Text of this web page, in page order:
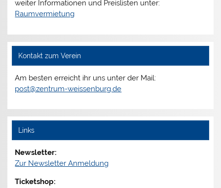
weiter Informationen und Preislisten unter:
Raumvermietung
Kontakt zum Verein
Am besten erreicht ihr uns unter der Mail:
post@zentrum-weissenburg.de
Links
Newsletter:
Zur Newsletter Anmeldung
Ticketshop: